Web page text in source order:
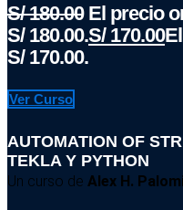
S/180.00 El precio
S/ 180.00.S/170.00
S/ 170.00.
Ver Curso
AUTOMATION OF
TEKLA Y PYTHON
Un curso de Alex H.